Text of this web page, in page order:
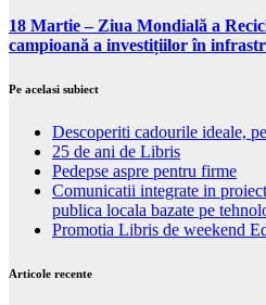
18 Martie – Ziua Mondială a
campioană a investițiilor în
Pe acelasi subiect
Descoperiti cadourile ideale,
25 de ani de Libris
Pedepse aspre pentru firme
Comunicatii integrate in
publica locala bazate pe
Promotia Libris de weekend
Articole recente